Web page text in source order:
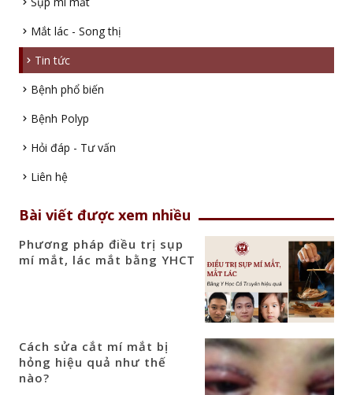
Mắt lác - Song thị
Tin tức
Bệnh phổ biến
Bệnh Polyp
Hỏi đáp - Tư vấn
Liên hệ
Bài viết được xem nhiều
Phương pháp điều trị sụp
mí mắt, lác mắt bằng YHCT
Cách sửa cắt mí mắt bị
hỏng hiệu quả như thế
nào?